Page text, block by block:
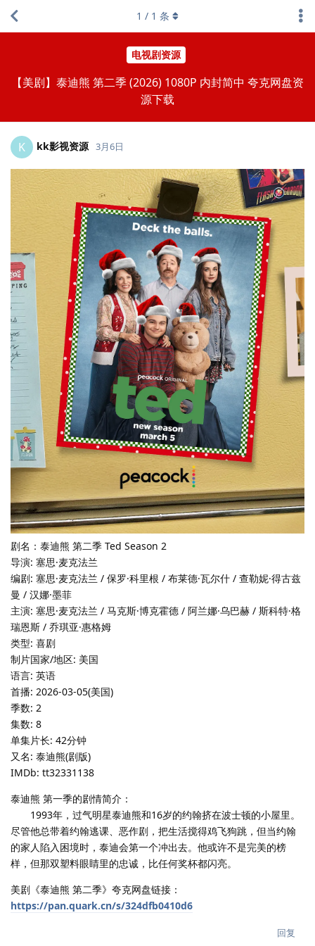
电视剧资源
【美剧】泰迪熊 第二季 (2026) 1080P 内封简中 夸克网盘资
源下载
1 / 1 条
K kk影视资源 3月6日
剧名：泰迪熊 第二季 Ted Season 2
导演: 塞思·麦克法兰
编剧: 塞思·麦克法兰 / 保罗·科里根 / 布莱德·瓦尔什 / 查勒妮·得古兹
曼 / 汉娜·墨菲
主演: 塞思·麦克法兰 / 马克斯·博克霍德 / 阿兰娜·乌巴赫 / 斯科特·格
瑞恩斯 / 乔琪亚·惠格姆
类型: 喜剧
制片国家/地区: 美国
语言: 英语
首播: 2026-03-05(美国)
季数: 2
集数: 8
单集片长: 42分钟
又名: 泰迪熊(剧版)
IMDb: tt32331138
泰迪熊 第一季的剧情简介：
1993年，过气明星泰迪熊和16岁的约翰挤在波士顿的小屋里。
尽管他总带着约翰逃课、恶作剧，把生活搅得鸡飞狗跳，但当约翰
的家人陷入困境时，泰迪会第一个冲出去。他或许不是完美的榜
样，但那双塑料眼睛里的忠诚，比任何奖杯都闪亮。
美剧《泰迪熊 第二季》夸克网盘链接：
https://pan.quark.cn/s/324dfb0410d6
回复